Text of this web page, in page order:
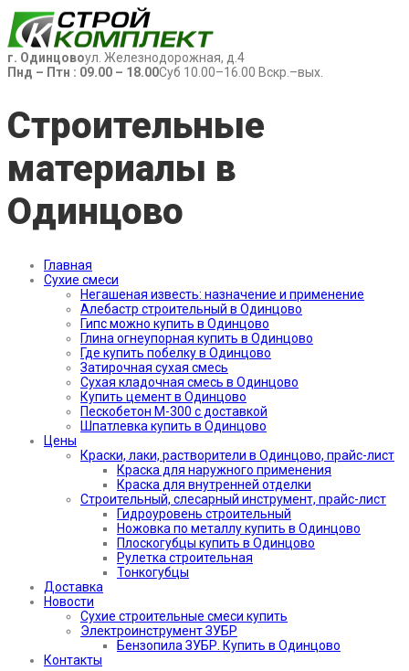
г. Одинцовоул. Железнодорожная, д.4
Пнд – Птн : 09.00 – 18.00Суб 10.00–16.00 Вскр.–вых.
Строительные
материалы в
Одинцово
Главная
Сухие смеси
Негашеная известь: назначение и применение
Алебастр строительный в Одинцово
Гипс можно купить в Одинцово
Глина огнеупорная купить в Одинцово
Где купить побелку в Одинцово
Затирочная сухая смесь
Сухая кладочная смесь в Одинцово
Купить цемент в Одинцово
Пескобетон М-300 с доставкой
Шпатлевка купить в Одинцово
Цены
Краски, лаки, растворители в Одинцово, прайс-лист
Краска для наружного применения
Краска для внутренней отделки
Строительный, слесарный инструмент, прайс-лист
Гидроуровень строительный
Ножовка по металлу купить в Одинцово
Плоскогубцы купить в Одинцово
Рулетка строительная
Тонкогубцы
Доставка
Новости
Сухие строительные смеси купить
Электроинструмент ЗУБР
Бензопила ЗУБР. Купить в Одинцово
Контакты